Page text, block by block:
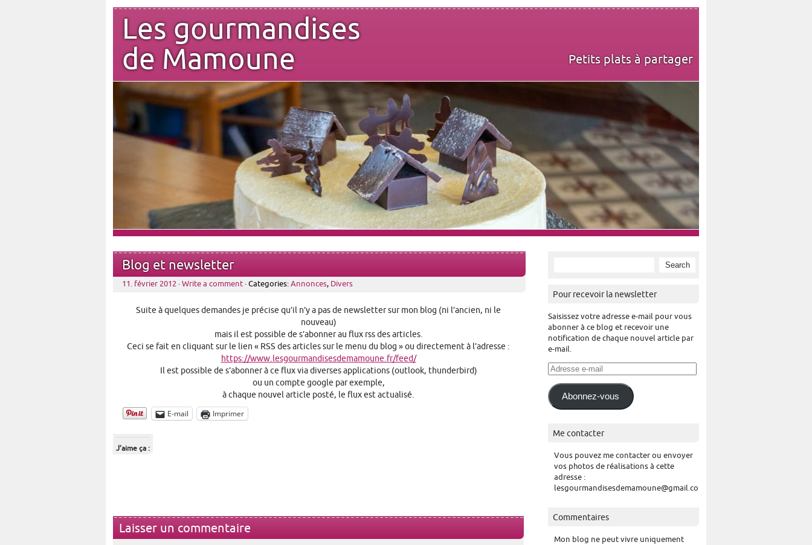
Les gourmandises
de Mamoune
Petits plats à partager
Blog et newsletter
11. février 2012 · Write a comment · Categories: Annonces, Divers
Suite à quelques demandes je précise qu’il n’y a pas de newsletter sur mon blog (ni l’ancien, ni le
nouveau)
mais il est possible de s’abonner au flux rss des articles.
Ceci se fait en cliquant sur le lien « RSS des articles sur le menu du blog » ou directement à l’adresse :
https://www.lesgourmandisesdemamoune.fr/feed/
Il est possible de s’abonner à ce flux via diverses applications (outlook, thunderbird)
ou un compte google par exemple,
à chaque nouvel article posté, le flux est actualisé.
E-mail Imprimer
J’aime ça :
Laisser un commentaire
Pour recevoir la newsletter
Saisissez votre adresse e-mail pour vous
abonner à ce blog et recevoir une
notification de chaque nouvel article par
e-mail.
Adresse
mail
Abonnez-vous
Me contacter
Vous pouvez me contacter ou envoyer
vos photos de réalisations à cette
adresse :
lesgourmandisesdemamoune@gmail.com
Commentaires
Mon blog ne peut vivre uniquement